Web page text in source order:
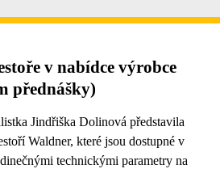
v nabídce výrobce
přednášky)
Jindřiška Dolinová představila
Waldner, které jsou dostupné v
technickými parametry na